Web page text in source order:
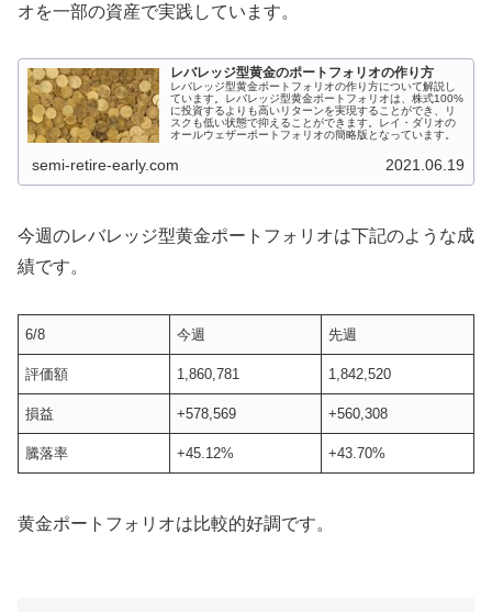
オを一部の資産で実践しています。
レバレッジ型黄金のポートフォリオの作り方
レバレッジ型黄金ポートフォリオの作り方について解説し
ています。レバレッジ型黄金ポートフォリオは、株式100%
に投資するよりも高いリターンを実現することができ、リ
スクも低い状態で抑えることができます。レイ・ダリオの
オールウェザーポートフォリオの簡略版となっています。
semi-retire-early.com 2021.06.19
今週のレバレッジ型黄金ポートフォリオは下記のような成
績です。
6/8 今週 先週
評価額 1,860,781 1,842,520
損益 +578,569 +560,308
騰落率 +45.12% +43.70%
黄金ポートフォリオは比較的好調です。